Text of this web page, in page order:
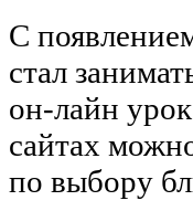
С
стал
он-лайн
сайтах
по выбору